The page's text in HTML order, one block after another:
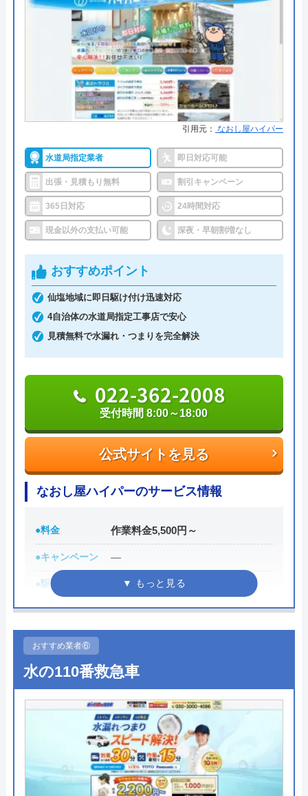
イースマイルの基本情報
株式会社イースマイル
島村禮孝
創業・設立 1992年6月1日創立
所在地
〒542-0066
大阪府大阪市中央区瓦屋町3丁目7-3 イ
ースマイルビル
対応エリア
対応エリア詳
細
多賀城市のトイレ詰まり・水漏れ修理
は町の水道屋イースマイル｜水道局指
定店
イースマイルのクチコミ on
りえP
2 か月前
トイレが詰まって本当に困っていましたが、
連絡後すぐに駆けつけてくださり、あっとい
う間に解決。スタッフの方も非常に丁寧で、
安心して任せられました。これでまた快適に
使えます。迅速な対応に心から感謝します！
Googleクチコミを見る
アクアネットは宮城県大崎市を中心に、宮城県全域
で水回りのサービスを提供している業者です。本社
を含め、宮城県内に営業所を5つ、山形県にも1つ営
業所があります。家庭での水回りのトラブルのみな
らず上水道施設の運転管理や高いビルや大きな建物
などの貯水槽の清掃・修繕も受け持っており、多く
の企業からも信頼されている業者です。ホームペー
ジから水回りのトラブルについて無料で相談するこ
ともできるので一度問い合わせてみるのが良いでし
ょう。
公式サイトを見る
0120-852-090
アクアネットのクチコミ on
3.5（2件のクチコミ）
※クチコミの内容について
ぶ〜ちゃん
5 か月前
したか分からないが走行中いきなり車道入っ
か 回避できた! この会社の車3度目です。 安
全運転するように心がけて下さい。
Googleクチコミを見る
引用元： なおし屋ハイパー
水道局指定業者 即日対応可能
出張・見積もり無料 割引キャンペーン
365日対応 24時間対応
現金以外の支払い可能 深夜・早朝割増なし
おすすめポイント
仙塩地域に即日駆け付け迅速対応
4自治体の水道局指定工事店で安心
見積無料で水漏れ・つまりを完全解決
公式サイトを見る
022-362-2008
受付時間 8:00～18:00
なおし屋ハイパーのサービス情報
●料金 作業料金5,500円～
●キャンペーン ―
●駆けつけ時間
●受付時間 8:00～18:00
●定休日
●出張見積もり 見積料金無料
●支払い方法 ―
―
●保証・保険 ―
詳細は公式HPでご確認ください
おすすめ業者⑥
水の110番救急車